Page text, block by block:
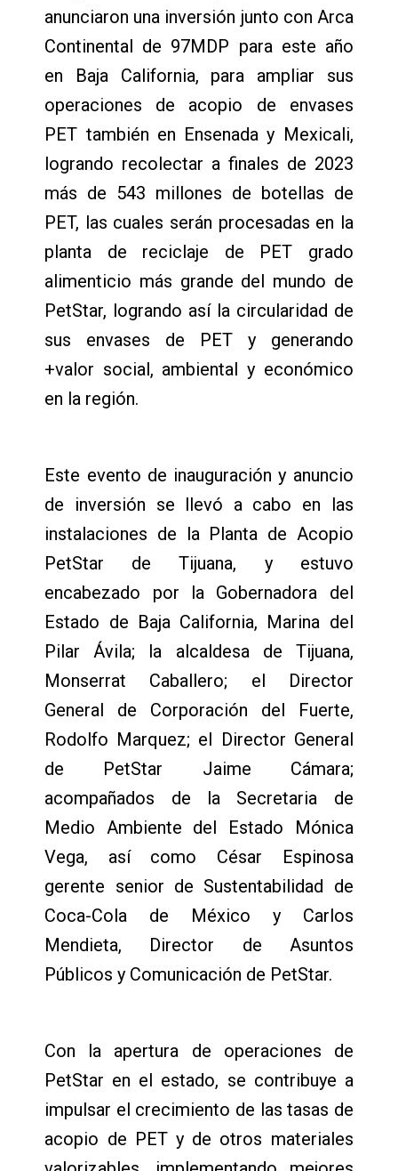
anunciaron una inversión junto con Arca
Continental de 97MDP para este año
en Baja California, para ampliar sus
operaciones de acopio de envases
PET también en Ensenada y Mexicali,
logrando recolectar a finales de 2023
más de 543 millones de botellas de
PET, las cuales serán procesadas en la
planta de reciclaje de PET grado
alimenticio más grande del mundo de
PetStar, logrando así la circularidad de
sus envases de PET y generando
+valor social, ambiental y económico
en la región.
Este evento de inauguración y anuncio
de inversión se llevó a cabo en las
instalaciones de la Planta de Acopio
PetStar de Tijuana, y estuvo
encabezado por la Gobernadora del
Estado de Baja California, Marina del
Pilar Ávila; la alcaldesa de Tijuana,
Monserrat Caballero; el Director
General de Corporación del Fuerte,
Rodolfo Marquez; el Director General
de PetStar Jaime Cámara;
acompañados de la Secretaria de
Medio Ambiente del Estado Mónica
Vega, así como César Espinosa
gerente senior de Sustentabilidad de
Coca-Cola de México y Carlos
Mendieta, Director de Asuntos
Públicos y Comunicación de PetStar.
Con la apertura de operaciones de
PetStar en el estado, se contribuye a
impulsar el crecimiento de las tasas de
acopio de PET y de otros materiales